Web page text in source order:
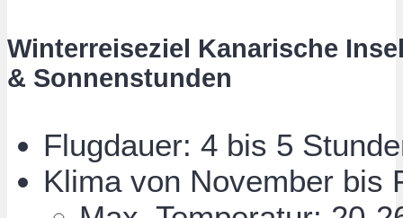
Winterreiseziel Kanarische
& Sonnenstunden
Flugdauer: 4 bis 5
Klima von November bis